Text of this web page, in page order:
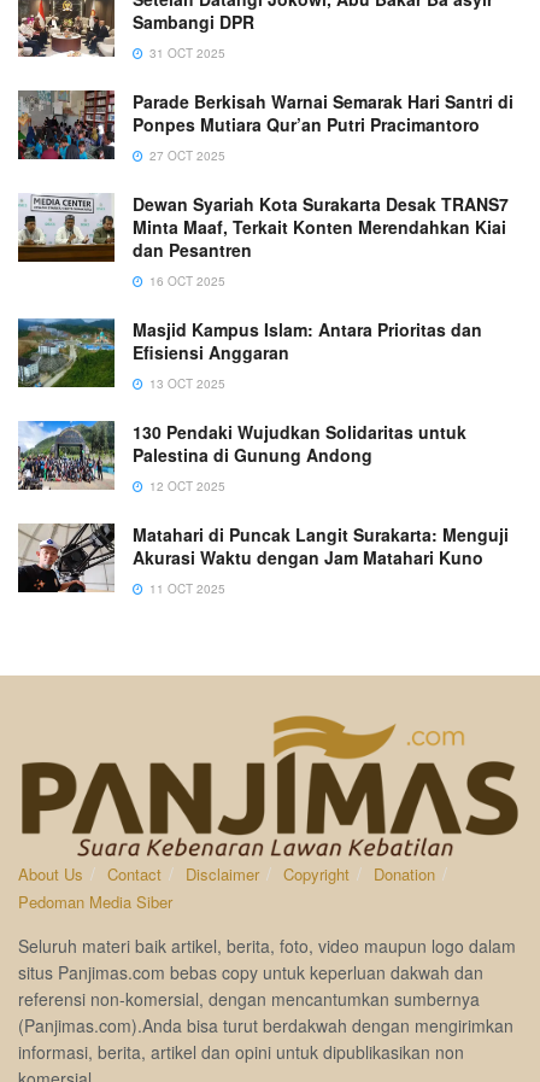
Sambangi DPR
31 OCT 2025
Parade Berkisah Warnai Semarak Hari Santri di
Ponpes Mutiara Qur’an Putri Pracimantoro
27 OCT 2025
Dewan Syariah Kota Surakarta Desak TRANS7
Minta Maaf, Terkait Konten Merendahkan Kiai
dan Pesantren
16 OCT 2025
Masjid Kampus Islam: Antara Prioritas dan
Efisiensi Anggaran
13 OCT 2025
130 Pendaki Wujudkan Solidaritas untuk
Palestina di Gunung Andong
12 OCT 2025
Matahari di Puncak Langit Surakarta: Menguji
Akurasi Waktu dengan Jam Matahari Kuno
11 OCT 2025
About Us Contact Disclaimer Copyright
Donation
Pedoman Media Siber
Seluruh materi baik artikel, berita, foto, video maupun logo dalam
situs Panjimas.com bebas copy untuk keperluan dakwah dan
referensi non-komersial, dengan mencantumkan sumbernya
(Panjimas.com).Anda bisa turut berdakwah dengan mengirimkan
informasi, berita, artikel dan opini untuk dipublikasikan non